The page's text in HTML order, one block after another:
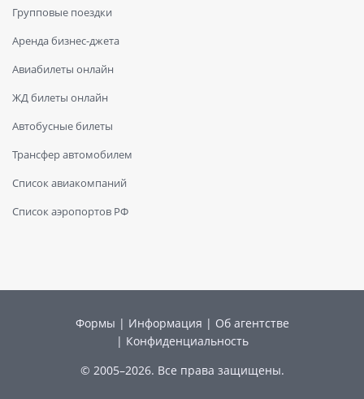
Групповые поездки
Аренда бизнес-джета
Авиабилеты онлайн
ЖД билеты онлайн
Автобусные билеты
Трансфер автомобилем
Список авиакомпаний
Список аэропортов РФ
Формы | Информация | Об агентстве
| Конфиденциальность
© 2005–2026. Все права защищены.